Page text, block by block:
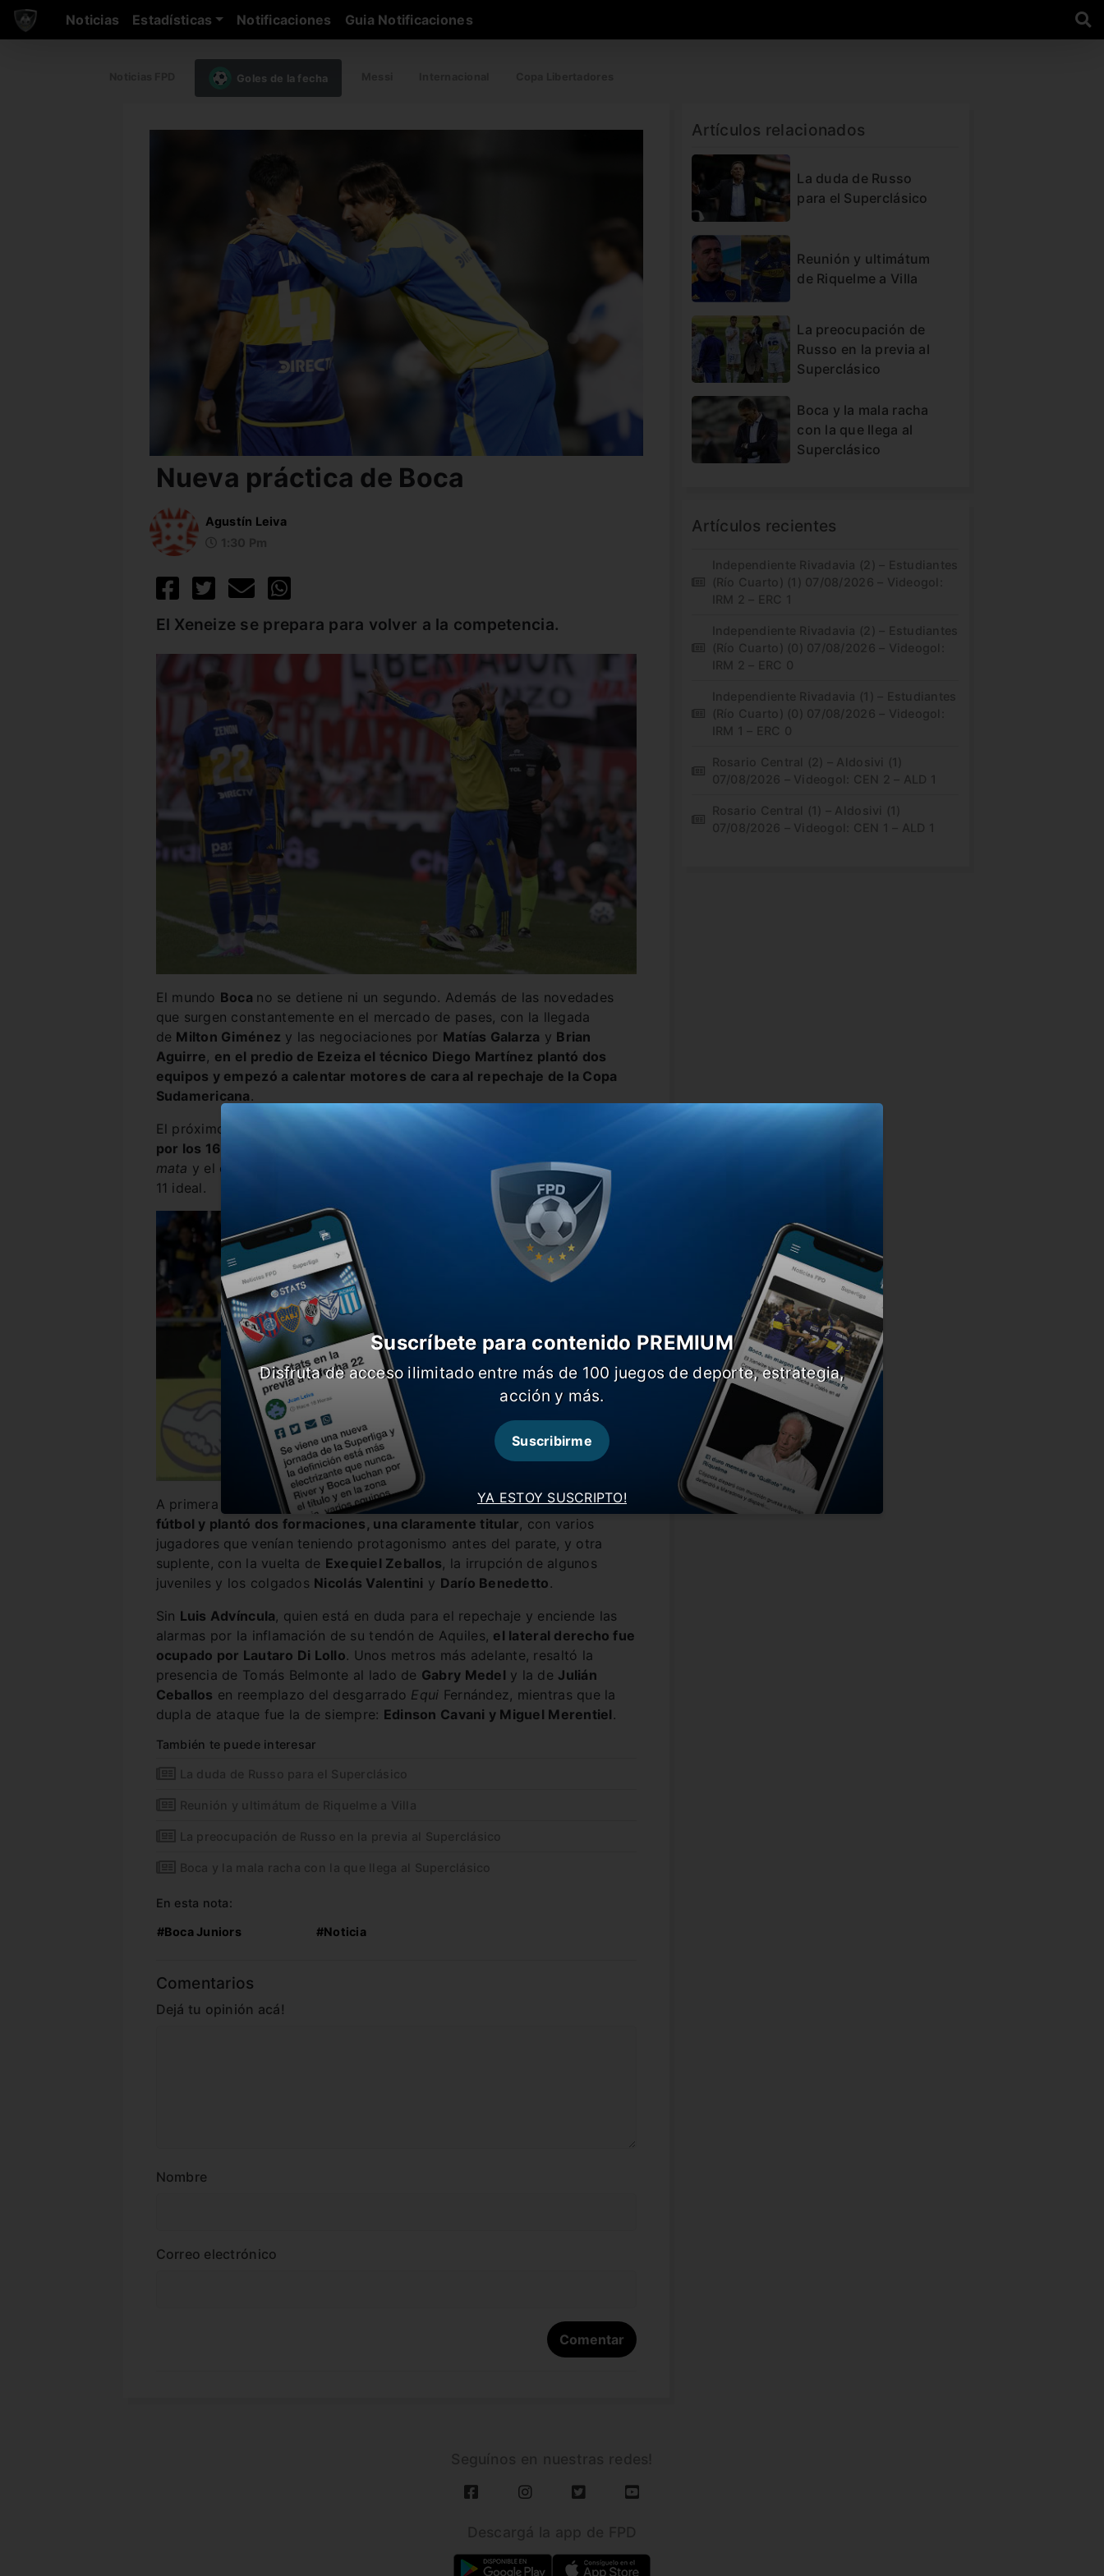
Noticias Estadísticas Notificaciones Guia Notificaciones
Goles de la fecha
Nueva práctica de Boca
Agustín Leiva
El Xeneize se prepara para volver a la competencia.
El mundo Boca no se detiene ni un segundo. Además de las novedades
que surgen constantemente en el mercado de pases, con la llegada
de Milton Giménez y las negociaciones por Matías Galarza y Brian
Aguirre, en el predio de Ezeiza el técnico Diego Martínez plantó dos
equipos y empezó a calentar motores de cara al repechaje de la Copa
Sudamericana .
El próximo 17 de julio,
Xeneizese medirá con Independiente del Valle
por los 16avos de final del certamen continental
mata y el entrenador quiere aprovechar este tiempo para encontrar a su
11 ideal.
A primera hora del viernes,Martínez llevó a cabo un ensayo formal de
fútbol y plantó dos formaciones, una claramente titular, con varios
jugadores que venían teniendo protagonismo antes del parate, y otra
suplente, con la vuelta de Exequiel Zeballos, la irrupción de algunos
juveniles y los colgados Nicolás Valentini y Darío Benedetto .
Sin Luis Advíncula, quien está en duda para el repechaje y enciende las
alarmas por la inflamación de su tendón de Aquiles, el lateral derecho fue
ocupado por Lautaro Di Lollo. Unos metros más adelante, resaltó la
presencia de Tomás Belmonte al lado de Gabry Medel y la de Julián
Ceballos en reemplazo del desgarrado Equi Fernández, mientras que la
dupla de ataque fue la de siempre: Edinson Cavani y Miguel Merentiel .
También te puede interesar
La duda de Russo para el Superclásico
Reunión y ultimátum de Riquelme a Villa
La preocupación de Russo en la previa al Superclásico
Boca y la mala racha con la que llega al Superclásico
En esta nota:
#Boca Juniors #Noticia
Comentarios
Dejá tu opinión acá!
Nombre
Correo electrónico
Artículos relacionados
La duda de Russo
para el Superclásico
Reunión y ultimátum
de Riquelme a Villa
La preocupación de
Russo en la previa al
Superclásico
Boca y la mala racha
con la que llega al
Superclásico
Artículos recientes
Independiente Rivadavia (2) – Estudiantes
(Río Cuarto) (1) 07/08/2026 – Videogol:
IRM 2 – ERC 1
Independiente Rivadavia (2) – Estudiantes
(Río Cuarto) (0) 07/08/2026 – Videogol:
IRM 2 – ERC 0
Independiente Rivadavia (1) – Estudiantes
(Río Cuarto) (0) 07/08/2026 – Videogol:
IRM 1 – ERC 0
Rosario Central (2) – Aldosivi (1)
07/08/2026 – Videogol: CEN 2 – ALD 1
Rosario Central (1) – Aldosivi (1)
07/08/2026 – Videogol: CEN 1 – ALD 1
YA ESTOY SUSCRIPTO!
Suscríbete para contenido PREMIUM
Disfruta de acceso ilimitado entre más de 100 juegos de deporte, estrategia,
acción y más.
Suscribirme